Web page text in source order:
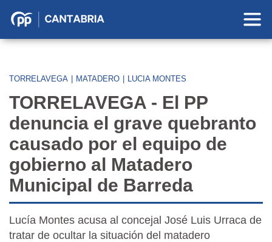
Partido
Cantabria
TORRELAVEGA MATADERO LUCIA MONTES
TORRELAVEGA - El PP
denuncia el grave quebranto
causado por el equipo de
gobierno al Matadero
Municipal de Barreda
Lucía Montes acusa al concejal José Luis Urraca de
tratar de ocultar la situación del matadero